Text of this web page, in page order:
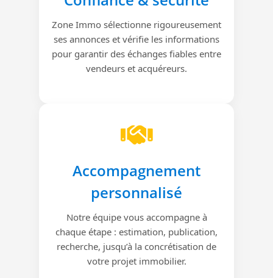
Zone Immo sélectionne rigoureusement
ses annonces et vérifie les informations
pour garantir des échanges fiables entre
vendeurs et acquéreurs.
Accompagnement
personnalisé
Notre équipe vous accompagne à
chaque étape : estimation, publication,
recherche, jusqu’à la concrétisation de
votre projet immobilier.